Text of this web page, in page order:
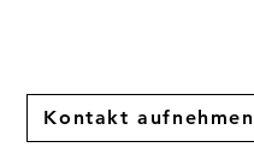
Kontakt aufnehmen